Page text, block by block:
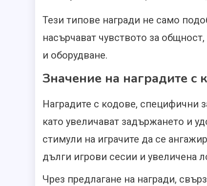
Тези типове награди не само
насърчават чувството за
и оборудване.
Значение на наградите с
Наградите с кодове, специфични
като увеличават задържането и
стимули на играчите да се
дълги игрови сесии и увеличена
Чрез предлагане на награди,